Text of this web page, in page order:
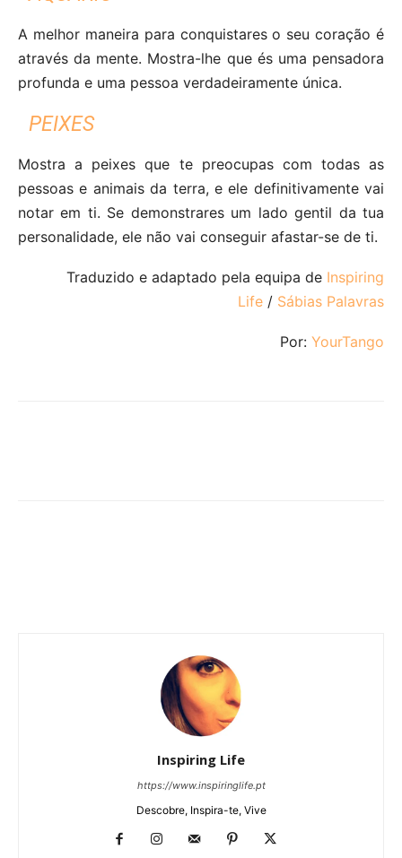
A melhor maneira para conquistares o seu coração é
através da mente. Mostra-lhe que és uma pensadora
profunda e uma pessoa verdadeiramente única.
PEIXES
Mostra a peixes que te preocupas com todas as
pessoas e animais da terra, e ele definitivamente vai
notar em ti. Se demonstrares um lado gentil da tua
personalidade, ele não vai conseguir afastar-se de ti.
Traduzido e adaptado pela equipa de Inspiring
Life / Sábias Palavras
Por: YourTango
Inspiring Life
https://www.inspiringlife.pt
Descobre, Inspira-te, Vive